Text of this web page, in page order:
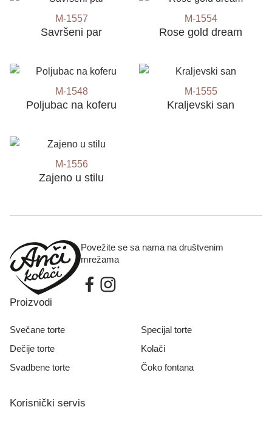
M-1557
Savršeni par
M-1554
Rose gold dream
M-1548
Poljubac na koferu
M-1555
Kraljevski san
M-1556
Zajeno u stilu
Povežite se sa nama na društvenim
mrežama
Proizvodi
Svečane torte
Dečije torte
Svadbene torte
Specijal torte
Kolači
Čoko fontana
Korisnički servis